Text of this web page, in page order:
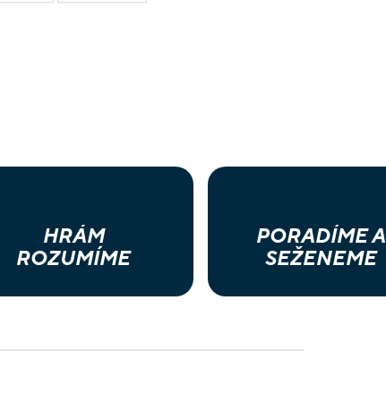
HRÁM
ROZUMÍME
PORADÍME A
SEŽENEME